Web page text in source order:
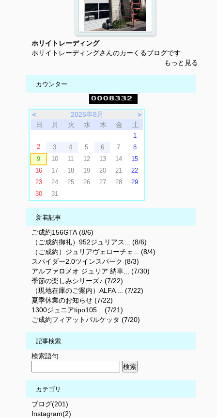
ホリイトレーディング
ホリイトレーディングさんのカーくるブログです
もっと見る
カウンター
＜ 2026年8月
＞
日
月 火 水 木 金 土
1
2
3 4 5 6 7
8
9
10 11 12 13 14
15
16
17 18 19 20 21
22
23
24 25 26 27 28
29
30
31
新着記事
ご成約156GTA (8/6)
（ご成約御礼）952ジュリアス... (8/6)
（ご成約）ジュリアヴェローチェ... (8/4)
スパイダー2.0ツインスパーク (8/3)
アルファロメオ ジュリア 納車... (7/30)
季節の楽しみシリーズ♪ (7/22)
（現地在庫のご案内）ALFA ... (7/22)
夏季休業のお知らせ (7/22)
1300ジュニアtipo105... (7/21)
ご成約フィアットバルケッタ (7/20)
記事検索
検索語句
カテゴリ
ブログ(201)
Instagram(2)